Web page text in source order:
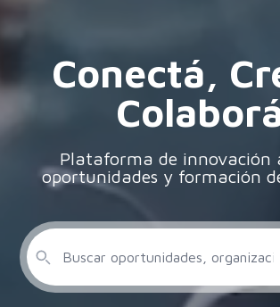
Conectá,
Plataforma de innovación
oportunidades y formación